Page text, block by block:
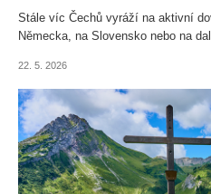
Stále víc Čechů vyráží na aktivní
Německa, na Slovensko nebo na
22. 5. 2026